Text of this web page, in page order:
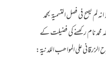
لم یصح فی فصل التسمیۃ بمحمد
نام رکھنے کی فضیلت کے
علی المواھب اللدنیۃ: